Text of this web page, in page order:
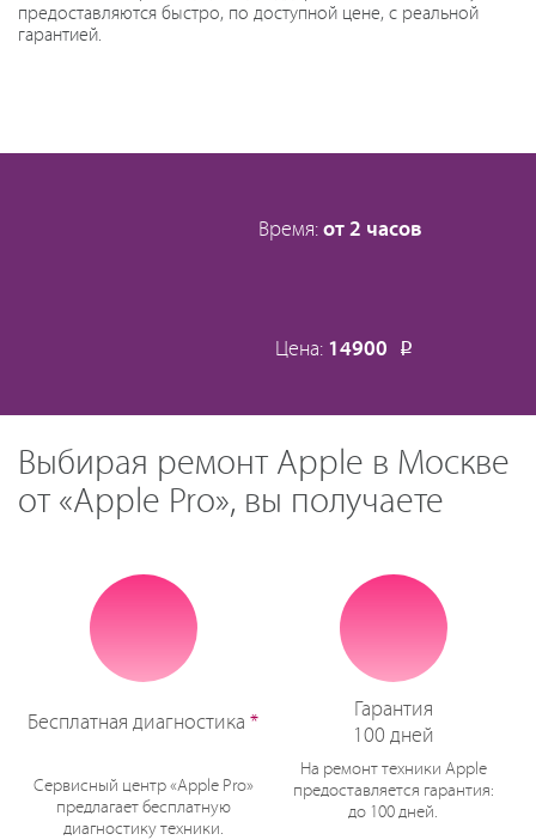
предоставляются быстро, по доступной цене, с реальной
гарантией.
Время: от 2 часов
Цена: 14900 Р
Выбирая ремонт Apple в Москве
от «Apple Pro», вы получаете
Бесплатная диагностика *
Сервисный центр «Apple Pro»
предлагает бесплатную
диагностику техники.
Гарантия
100 дней
На ремонт техники Apple
предоставляется гарантия:
до 100 дней.